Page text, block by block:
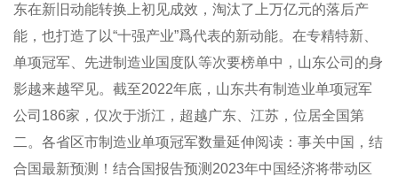
东在新旧动能转换上初见成效，淘汰了上万亿元的落后产
能，也打造了以“十强产业”爲代表的新动能。在专精特新、
单项冠军、先进制造业国度队等次要榜单中，山东公司的身
影越来越罕见。截至2022年底，山东共有制造业单项冠军
公司186家，仅次于浙江，超越广东、江苏，位居全国第
二。各省区市制造业单项冠军数量延伸阅读：事关中国，结
合国最新预测！结合国报告预测2023年中国经济将带动区